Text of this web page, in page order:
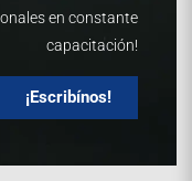
en constante
capacitación!
¡Escribínos!